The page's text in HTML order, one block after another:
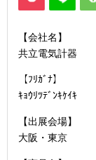
【会社名】
共立電気計器
【ﾌﾘｶﾞﾅ】
ｷｮｳﾘﾂﾃﾞﾝｷｹｲｷ
【出展会場】
大阪・東京